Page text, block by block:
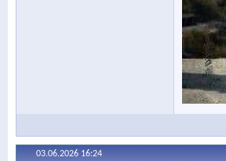
03.06.2026 16:24